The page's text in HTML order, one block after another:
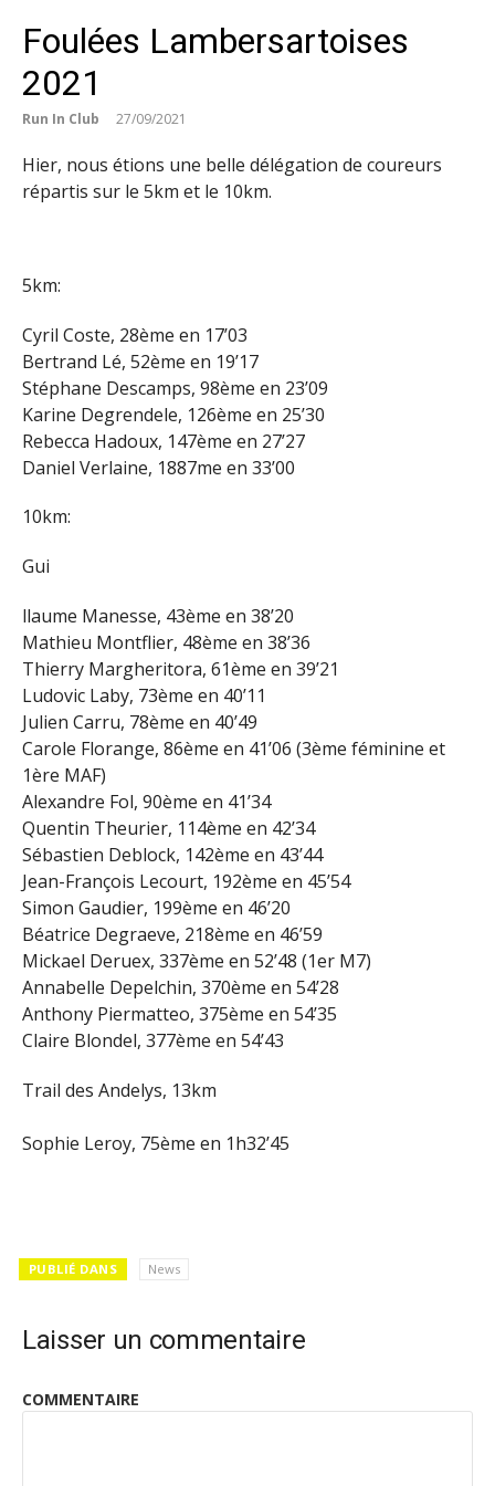
Foulées Lambersartoises
2021
Run In Club 27/09/2021
Hier, nous étions une belle délégation de coureurs
répartis sur le 5km et le 10km.
5km:
Cyril Coste, 28ème en 17’03
Bertrand Lé, 52ème en 19’17
Stéphane Descamps, 98ème en 23’09
Karine Degrendele, 126ème en 25’30
Rebecca Hadoux, 147ème en 27’27
Daniel Verlaine, 1887me en 33’00
10km:
Gui
llaume Manesse, 43ème en 38’20
Mathieu Montflier, 48ème en 38’36
Thierry Margheritora, 61ème en 39’21
Ludovic Laby, 73ème en 40’11
Julien Carru, 78ème en 40’49
Carole Florange, 86ème en 41’06 (3ème féminine et
1ère MAF)
Alexandre Fol, 90ème en 41’34
Quentin Theurier, 114ème en 42’34
Sébastien Deblock, 142ème en 43’44
Jean-François Lecourt, 192ème en 45’54
Simon Gaudier, 199ème en 46’20
Béatrice Degraeve, 218ème en 46’59
Mickael Deruex, 337ème en 52’48 (1er M7)
Annabelle Depelchin, 370ème en 54’28
Anthony Piermatteo, 375ème en 54’35
Claire Blondel, 377ème en 54’43
Trail des Andelys, 13km
Sophie Leroy, 75ème en 1h32’45
PUBLIÉ DANS News
Laisser un commentaire
COMMENTAIRE